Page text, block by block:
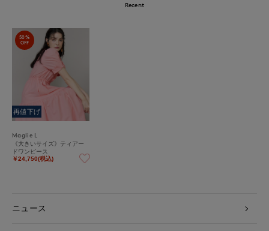
Recent
50%
OFF
再値下げ
Maglie L
《大きいサイズ》ティアー
ドワンピース
￥24,750(税込)
ニュース